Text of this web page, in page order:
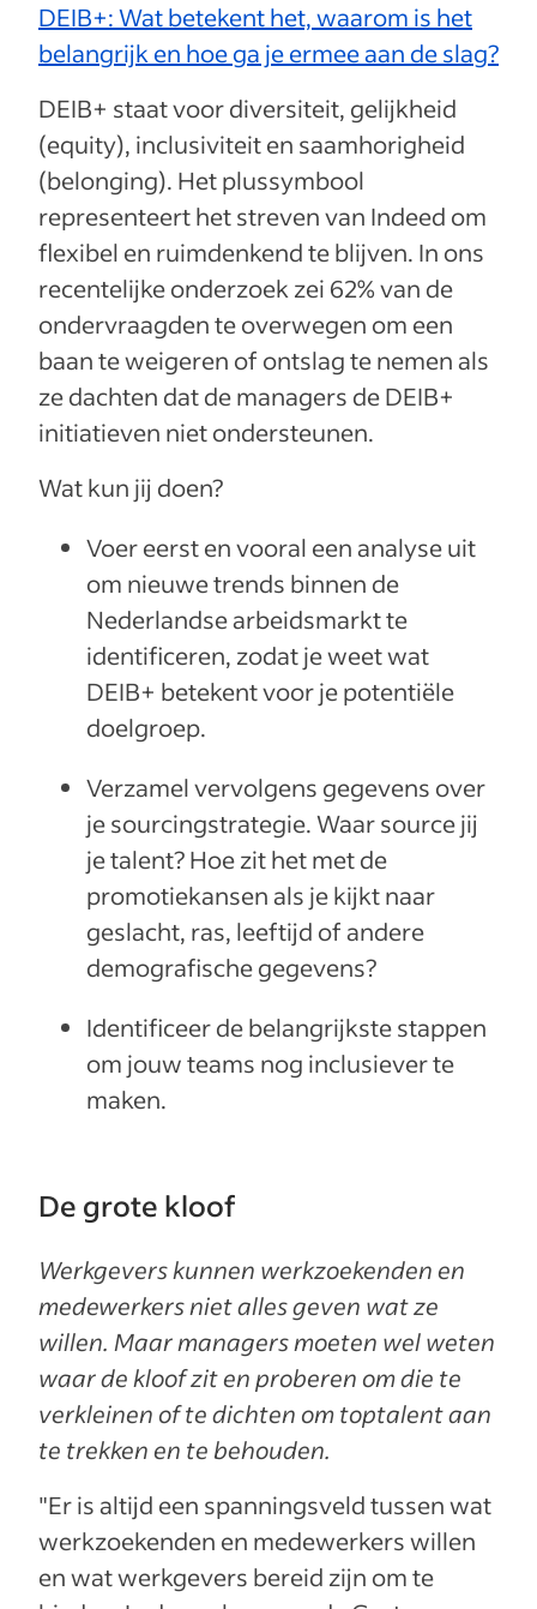
DEIB+: Wat betekent het, waarom is het
belangrijk en hoe ga je ermee aan de slag?
DEIB+ staat voor diversiteit, gelijkheid
(equity), inclusiviteit en saamhorigheid
(belonging). Het plussymbool
representeert het streven van Indeed om
flexibel en ruimdenkend te blijven. In ons
recentelijke onderzoek zei 62% van de
ondervraagden te overwegen om een
baan te weigeren of ontslag te nemen als
ze dachten dat de managers de DEIB+
initiatieven niet ondersteunen.
Wat kun jij doen?
Voer eerst en vooral een analyse uit
om nieuwe trends binnen de
Nederlandse arbeidsmarkt te
identificeren, zodat je weet wat
DEIB+ betekent voor je potentiële
doelgroep.
Verzamel vervolgens gegevens over
je sourcingstrategie. Waar source jij
je talent? Hoe zit het met de
promotiekansen als je kijkt naar
geslacht, ras, leeftijd of andere
demografische gegevens?
Identificeer de belangrijkste stappen
om jouw teams nog inclusiever te
maken.
De grote kloof
Werkgevers kunnen werkzoekenden en
medewerkers niet alles geven wat ze
willen. Maar managers moeten wel weten
waar de kloof zit en proberen om die te
verkleinen of te dichten om toptalent aan
te trekken en te behouden.
"Er is altijd een spanningsveld tussen wat
werkzoekenden en medewerkers willen
en wat werkgevers bereid zijn om te